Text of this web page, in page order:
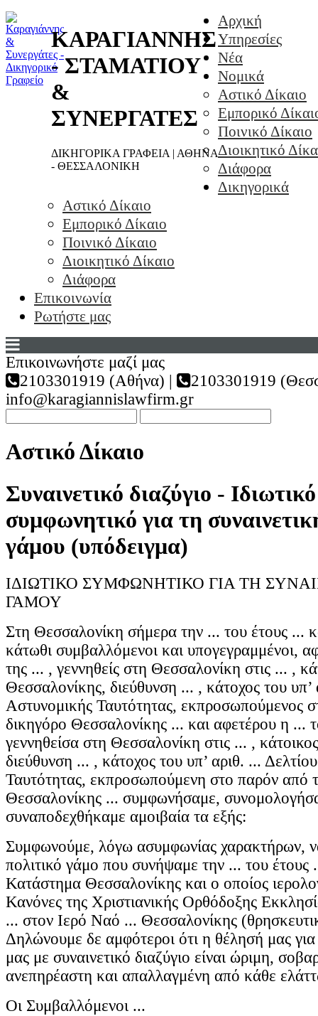
ΚΑΡΑΓΙΑΝΝΗΣ
- ΣΤΑΜΑΤΙΟΥ
&
ΣΥΝΕΡΓΑΤΕΣ
ΔΙΚΗΓΟΡΙΚΑ ΓΡΑΦΕΙΑ | ΑΘΗΝΑ
- ΘΕΣΣΑΛΟΝΙΚΗ
Αρχική
Υπηρεσίες
Νέα
Νομικά
Αστικό Δίκαιο
Εμπορικό
Ποινικό Δίκαιο
Διοικητικό
Διάφορα
Δικηγορικά
Αστικό Δίκαιο
Εμπορικό Δίκαιο
Ποινικό Δίκαιο
Διοικητικό Δίκαιο
Διάφορα
Επικοινωνία
Ρωτήστε μας
Επικοινωνήστε μαζί μας
2103301919 (Αθήνα) |
2103301919
info@karagiannislawfirm.gr
Αστικό Δίκαιο
Συναινετικό διαζύγιο - Ιδιωτικό
συμφωνητικό για τη
γάμου (υπόδειγμα)
ΙΔΙΩΤΙΚΟ ΣΥΜΦΩΝΗΤΙΚΟ ΓΙΑ ΤΗ
ΓΑΜΟΥ
Στη Θεσσαλονίκη σήμερα την ... του έτους ...
κάτωθι συμβαλλόμενοι και υπογεγραμμένοι,
της ... , γεννηθείς στη Θεσσαλονίκη στις ... ,
Θεσσαλονίκης, διεύθυνση ... , κάτοχος του υπ’
Αστυνομικής Ταυτότητας, εκπροσωπούμενος
δικηγόρο Θεσσαλονίκης ... και αφετέρου η ...
γεννηθείσα στη Θεσσαλονίκη στις ... ,
διεύθυνση ... , κάτοχος του υπ’ αριθ. ...
Ταυτότητας, εκπροσωπούμενη στο παρόν από
Θεσσαλονίκης ... συμφωνήσαμε,
συναποδεχθήκαμε αμοιβαία τα εξής:
Συμφωνούμε, λόγω ασυμφωνίας χαρακτήρων,
πολιτικό γάμο που συνήψαμε την ... του έτους
Κατάστημα Θεσσαλονίκης και ο οποίος
Κανόνες της Χριστιανικής Ορθόδοξης
... στον Ιερό Ναό ... Θεσσαλονίκης
Δηλώνουμε δε αμφότεροι ότι η θέλησή μας
μας με συναινετικό διαζύγιο είναι ώριμη,
ανεπηρέαστη και απαλλαγμένη από κάθε
Οι Συμβαλλόμενοι ...